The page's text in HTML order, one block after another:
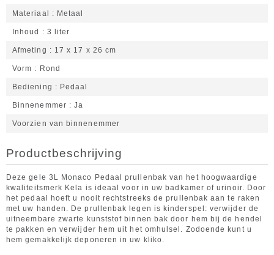
Materiaal Metaal
Inhoud 3 liter
Afmeting 17 x 17 x 26 cm
Vorm Rond
Bediening Pedaal
Binnenemmer Ja
Voorzien van binnenemmer
Productbeschrijving
Deze gele 3L Monaco Pedaal prullenbak van het hoogwaardige
kwaliteitsmerk Kela is ideaal voor in uw badkamer of urinoir. Door
het pedaal hoeft u nooit rechtstreeks de prullenbak aan te raken
met uw handen. De prullenbak legen is kinderspel: verwijder de
uitneembare zwarte kunststof binnen bak door hem bij de hendel
te pakken en verwijder hem uit het omhulsel. Zodoende kunt u
hem gemakkelijk deponeren in uw kliko.